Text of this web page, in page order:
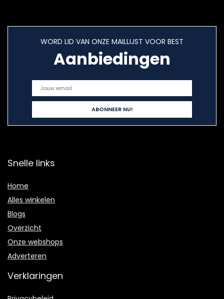
WORD LID VAN ONZE MAILLIJST VOOR BEST
Aanbiedingen
Snelle links
Home
Alles winkelen
Blogs
Overzicht
Onze webshops
Adverteren
Verklaringen